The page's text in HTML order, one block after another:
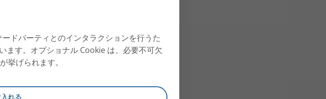
ドパーティとのインタラクションを行うた
ます。オプショナル Cookie は、必要不可欠
挙げられます。
れる